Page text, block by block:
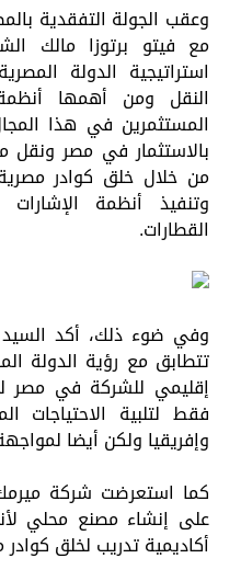
وعقب الجولة التفقدية
مع فيتو برتوزا مالك
استراتيجية الدولة
النقل ومن أهمها
المستثمرين في هذا
بالاستثمار في مصر ونقل
من خلال خلق كوادر
وتنفيذ أنظمة
القطارات.
وفي ضوء ذلك، أكد السيد
تتطابق مع رؤية الدولة
إقليمي للشركة في مصر
فقط لتلبية
وإفريقيا ولكن أيضا
كما استعرضت شركة
على إنشاء مصنع محلي
أكاديمية تدريب لخلق